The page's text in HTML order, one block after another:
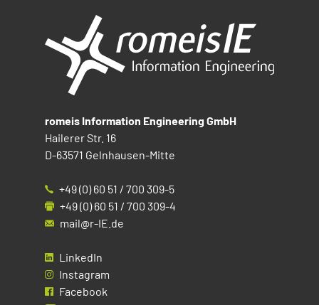
romeis Information Engineering GmbH
Hailerer Str. 16
D-63571 Gelnhausen-Mitte
+49 (0) 60 51 / 700 309-5
+49 (0) 60 51 / 700 309-4
mail@r-IE.de
LinkedIn
Instagram
Facebook